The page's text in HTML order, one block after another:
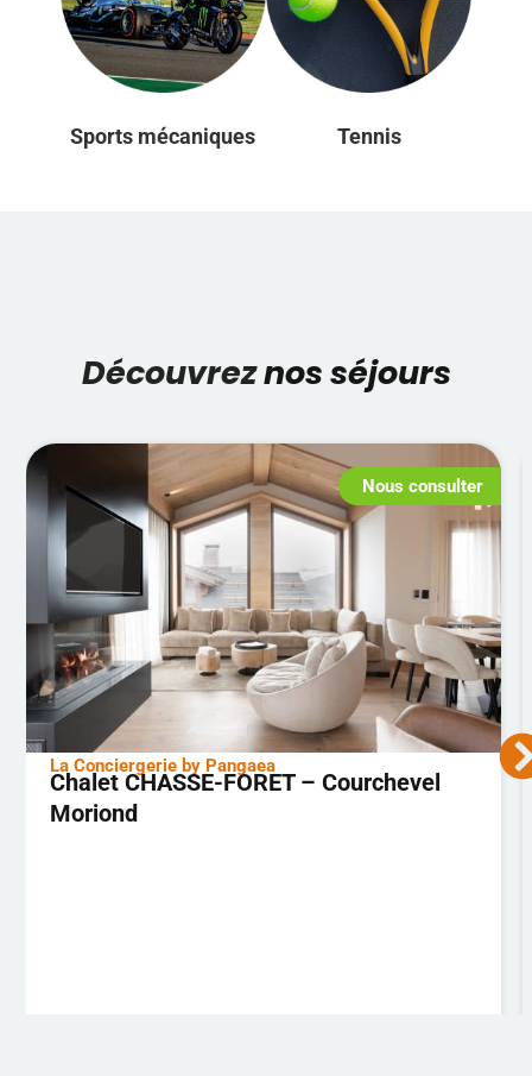
Sports mécaniques Tennis
Découvreznos séjours
Nous consulter
La Conciergerie by Pangaea
Chalet CHASSE-FORET – Courchevel
Moriond